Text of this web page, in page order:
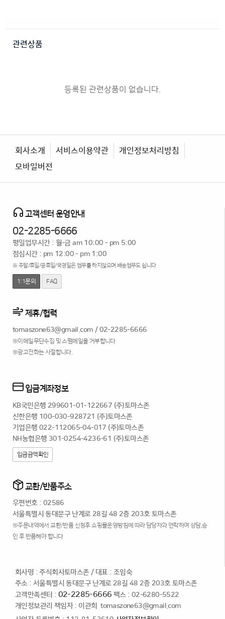
관련상품
등록된 관련상품이 없습니다.
회사소개 서비스이용약관
개인정보처리방침
모바일버전
고객센터 운영안내
02-2285-6666
평일업무시간 : 월-금 am 10:00 - pm 5:00
점심시간 : pm 12:00 - pm 1:00
※ 주말/휴일/공휴일/국경일은 업무를 하지않으며 배송업무도 쉽니다
1:1문의 FAQ
제휴/협력
tomaszone63@gmail.com /02-2285-6666
※이메일무단수집 및 스팸메일을 거부합니다
※광고전화는 사절합니다.
입금계좌정보
KB국민은행 299601-01-122667 (주)토마스존
신한은행 100-030-928721 (주)토마스존
기업은행 022-112065-04-017 (주)토마스존
NH농협은행 301-0254-4236-61 (주)토마스존
입금금액확인
교환/반품주소
우편번호 : 02586
서울특별시 동대문구 난계로 28길 48 2층 203호 토마스존
※주문내역에서 교환/반품 신청후 쇼핑몰운영방침에 따라 담당자와 연락하여 상담,승
인 후 반품해야 합니다
회사명 : 주식회사토마스존/ 대표 : 조임숙
주소 : 서울특별시 동대문구 난계로 28길 48 2층 203호 토마스존
고객만족센터 : 02-2285-6666 팩스 : 02-6280-5522
개인정보관리 책임자 : 이관희 tomaszone63@gmail.com